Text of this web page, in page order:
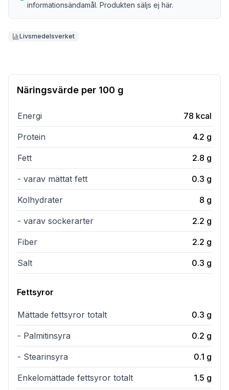
informationsändamål. Produkten säljs ej här.
Livsmedelsverket
Näringsvärde per 100 g
Energi 78 kcal
Protein 4.2 g
Fett 2.8 g
- varav mättat fett 0.3 g
Kolhydrater 8 g
- varav sockerarter 2.2 g
Fiber 2.2 g
Salt 0.3 g
Fettsyror
Mättade fettsyror totalt 0.3 g
- Palmitinsyra 0.2 g
- Stearinsyra 0.1 g
Enkelomättade fettsyror totalt 1.5 g